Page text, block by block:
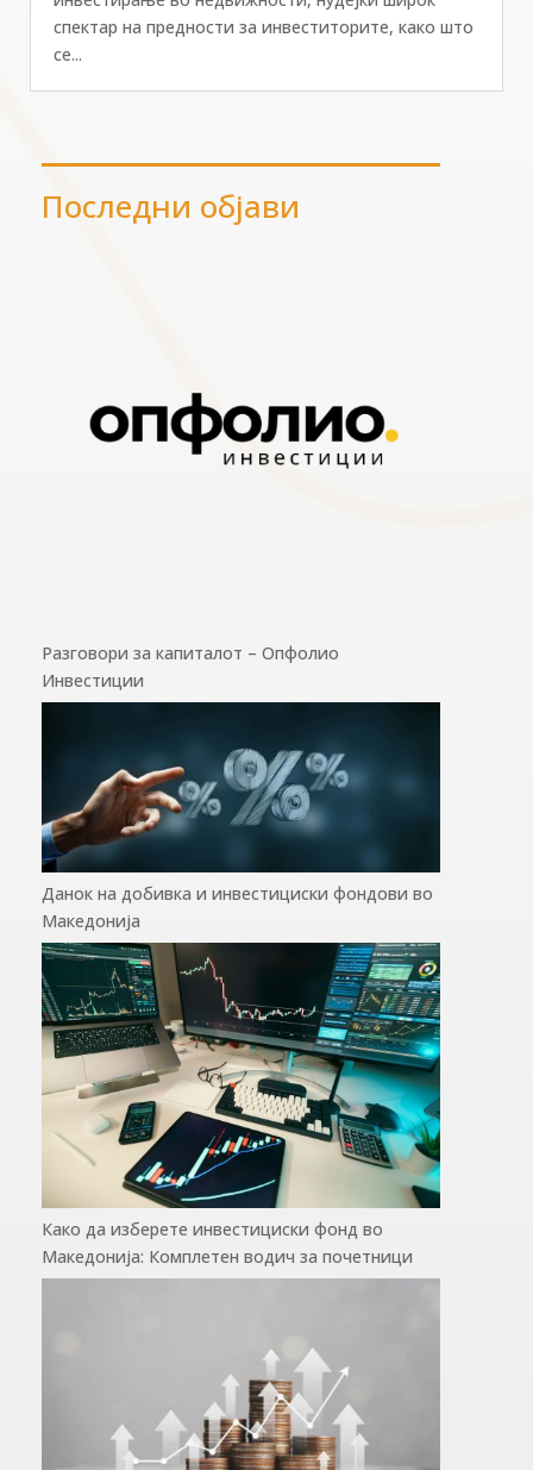
спектар на предности за инвеститорите, како што
се...
Последни објави
Разговори за капиталот – Опфолио
Инвестиции
Данок на добивка и инвестициски фондови во
Македонија
Како да изберете инвестициски фонд во
Македонија: Комплетен водич за почетници